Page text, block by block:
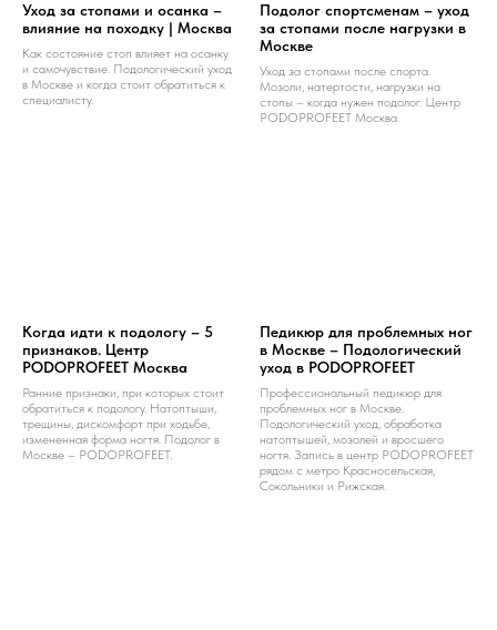
Уход за стопами и осанка –
влияние на походку | Москва
Как состояние стоп влияет на осанку
и самочувствие. Подологический уход
в Москве и когда стоит обратиться к
специалисту.
Подолог спортсменам – уход
за стопами после нагрузки в
Москве
Уход за стопами после спорта.
Мозоли, натертости, нагрузки на
стопы – когда нужен подолог. Центр
PODOPROFEET Москва.
Когда идти к подологу – 5
признаков. Центр
PODOPROFEET Москва
Ранние признаки, при которых стоит
обратиться к подологу. Натоптыши,
трещины, дискомфорт при ходьбе,
измененная форма ногтя. Подолог в
Москве – PODOPROFEET.
Педикюр для проблемных ног
в Москве – Подологический
уход в PODOPROFEET
Профессиональный педикюр для
проблемных ног в Москве.
Подологический уход, обработка
натоптышей, мозолей и вросшего
ногтя. Запись в центр PODOPROFEET
рядом с метро Красносельская,
Сокольники и Рижская.